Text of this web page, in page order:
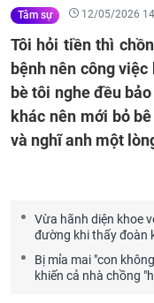
Tâm sự 12/05/2026
Tôi hỏi tiền thì
bệnh nên công
bè tôi nghe đều
khác nên mới bỏ
và nghĩ anh một
Vừa hãnh diện khoe
đường khi thấy đoàn
Bị mỉa mai "con
khiến cả nhà chồng